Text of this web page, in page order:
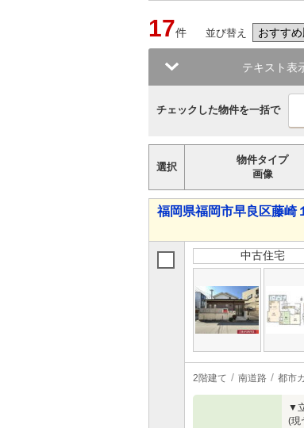
17件 並び替え
テキスト表
チェックした物件を一括で
選択
物件タイプ
画像
福岡県福岡市早良区藤崎
中古住宅
2階建て 南道路 都市
▼
(現